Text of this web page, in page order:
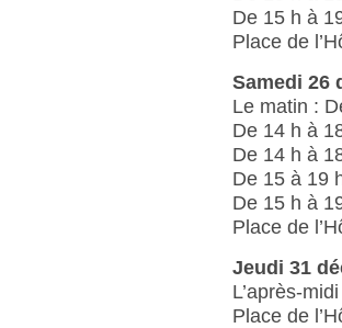
De 15 h à
Place de
Samedi 26
Le matin :
De 14 h à
De 14 h à
De 15 à 19
De 15 h à
Place de
Jeudi 31
L’après-
Place de